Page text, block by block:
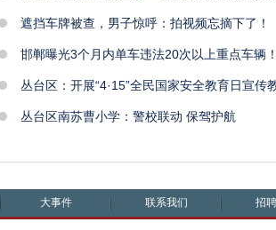
遮挡车牌被查，男子惊呼：拍视频忘摘下了！
邯郸曝光3个月内单车违法20次以上重点车辆！
丛台区：开展“4·15”全民国家安全教育日宣传
丛台区南苏曹小学：警校联动 保驾护航
大事件 联系我们 招